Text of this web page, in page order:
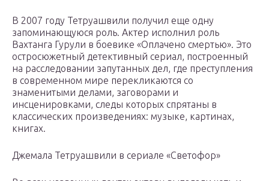
В 2007 году Тетруашвили получил еще одну
запоминающуюся роль. Актер исполнил роль
Вахтанга Гурули в боевике «Оплачено смертью». Это
остросюжетный детективный сериал, построенный
на расследовании запутанных дел, где преступления
в современном мире перекликаются со
знаменитыми делами, заговорами и
инсценировками, следы которых спрятаны в
классических произведениях: музыке, картинах,
книгах.
Джемала Тетруашвили в сериале «Светофор»